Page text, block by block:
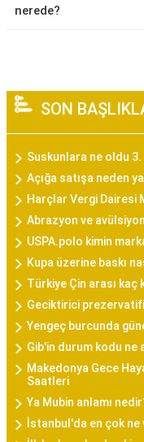
nerede?
SON
Suskunlara ne oldu
Açığa satışa neden
Harçlar Vergi Dairesi
Abrazyon ve
USPA.polo kimin
Kupa üzerine baskı
Türkiye Çin arası kaç
Geciktirici
Yengeç burcunda
Gib'in durum kodu ne
Makedonya Gece
Saatleri
Ya Mubin anlamı
İstanbul'da en çok ne